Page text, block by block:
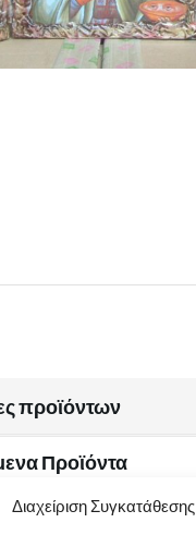
Διαχείριση Συγκατάθεσης
προϊόντων
Προϊόντα